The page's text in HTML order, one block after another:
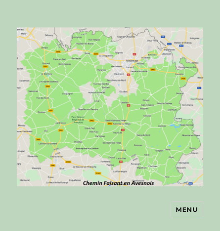
Chemin faisant en Avesnois
MENU